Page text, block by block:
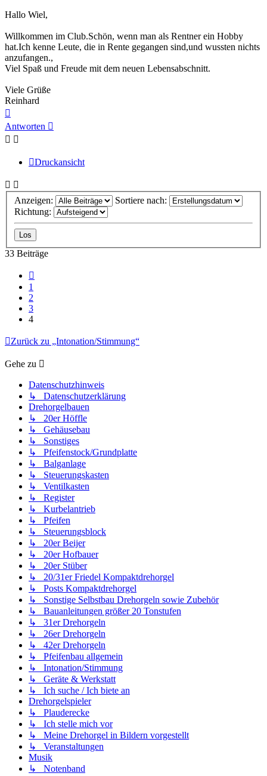
Hallo Wiel,
Willkommen im Club.Schön, wenn man als Rentner ein Hobby
hat.Ich kenne Leute, die in Rente gegangen sind,und wussten nichts
anzufangen.,
Viel Spaß und Freude mit dem neuen Lebensabschnitt.
Viele Grüße
Reinhard
oben
Antworten
Druckansicht
Anzeigen:
Sortiere nach:
Richtung:
33 Beiträge
1
2
3
4
Zurück zu „Intonation/Stimmung“
Gehe zu
Datenschutzhinweis
↳ Datenschutzerklärung
Drehorgelbauen
↳ 20er Höffle
↳ Gehäusebau
↳ Sonstiges
↳ Pfeifenstock/Grundplatte
↳ Balganlage
↳ Steuerungskasten
↳ Ventilkasten
↳ Register
↳ Kurbelantrieb
↳ Pfeifen
↳ Steuerungsblock
↳ 20er Beijer
↳ 20er Hofbauer
↳ 20er Stüber
↳ 20/31er Friedel Kompaktdrehorgel
↳ Posts Kompaktdrehorgel
↳ Sonstige Selbstbau Drehorgeln sowie Zubehör
↳ Bauanleitungen größer 20 Tonstufen
↳ 31er Drehorgeln
↳ 26er Drehorgeln
↳ 42er Drehorgeln
↳ Pfeifenbau allgemein
↳ Intonation/Stimmung
↳ Geräte & Werkstatt
↳ Ich suche / Ich biete an
Drehorgelspieler
↳ Plauderecke
↳ Ich stelle mich vor
↳ Meine Drehorgel in Bildern vorgestellt
↳ Veranstaltungen
Musik
↳ Notenband